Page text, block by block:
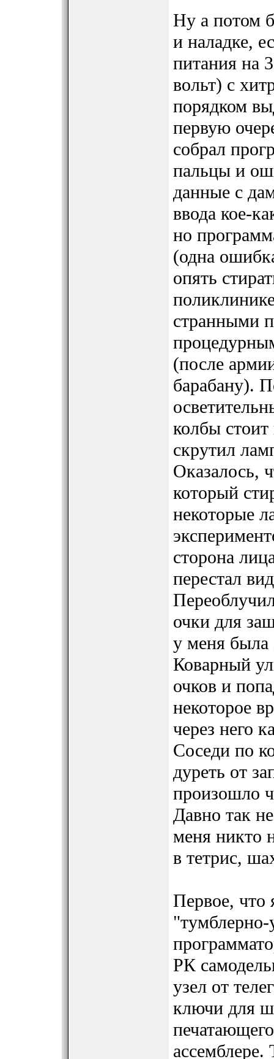
Ну а потом
и наладке,
питания на
вольт) с
порядком
первую
собрал
пальцы и
данные с
ввода кое-
но
(одна
опять
странными
(после
барабану).
колбы стоит
скрутил
Оказалось,
который
некоторые
сторона
перестал
очки для
у меня была
Коварный
очков и
некоторое
через него
Соседи по
дуреть от
произошло
Давно так
меня никто
в тетрис,
Первое, что
РК
узел от
ключи для
ассемблере.